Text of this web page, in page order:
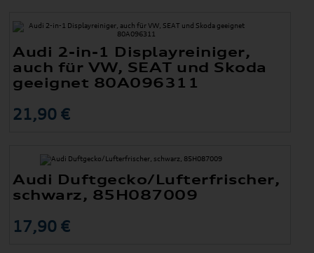
Audi 2-in-1 Displayreiniger,
auch für VW, SEAT und Skoda
geeignet 80A096311
21,90 €
Audi Duftgecko/Lufterfrischer,
schwarz, 85H087009
17,90 €